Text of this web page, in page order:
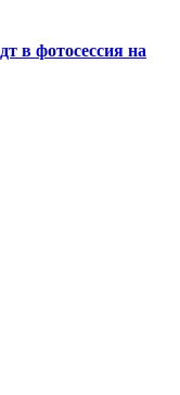
в фотосессия на